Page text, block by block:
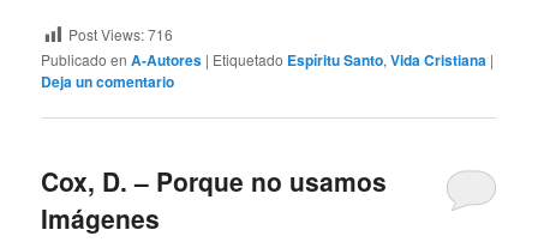
Post Views:716
Publicado en A-Autores | Etiquetado Espíritu Santo,Vida Cristiana |
Deja un comentario
Cox, D. – Porque no usamos
Imágenes